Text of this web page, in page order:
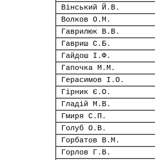
Вінський Й.В.
Волков О.М.
Гаврилюк В.В.
Гавриш С.Б.
Гайдош І.Ф.
Гапочка М.М.
Герасимов І.О.
Гірник Є.О.
Гладій М.В.
Гмиря С.П.
Голуб О.В.
Горбатов В.М.
Горлов Г.В.